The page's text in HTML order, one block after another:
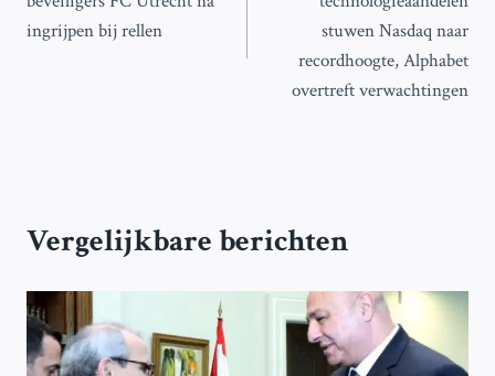
ingrijpen bij rellen
stuwen Nasdaq naar
recordhoogte, Alphabet
overtreft verwachtingen
Vergelijkbare berichten